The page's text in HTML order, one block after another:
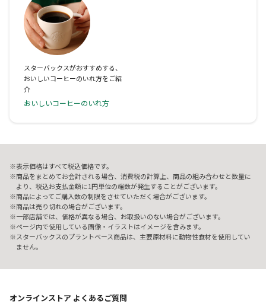
スターバックスがおすすめする、
おいしいコーヒーのいれ方をご紹
介
おいしいコーヒーのいれ方
表示価格はすべて税込価格です。
商品をまとめてお会計される場合、消費税の計算上、商品の組み合わせと数量に
より、税込お支払金額に1円単位の端数が発生することがございます。
商品によってご購入数の制限をさせていただく場合がございます。
商品は売り切れの場合がございます。
一部店舗では、価格が異なる場合、お取扱いのない場合がございます。
ページ内で使用している画像・イラストはイメージを含みます。
スターバックスのプラントベース商品は、主要原材料に動物性食材を使用してい
ません。
オンラインストア よくあるご質問